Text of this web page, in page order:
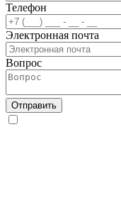
Телефон
Электронная почта
Вопрос
Отправить